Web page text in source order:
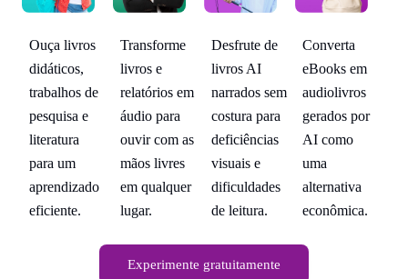
Ouça livros
didáticos,
trabalhos de
pesquisa e
literatura
para um
aprendizado
eficiente.
Transforme
livros e
relatórios em
áudio para
ouvir com as
mãos livres
em qualquer
lugar.
Desfrute de
livros AI
narrados sem
costura para
deficiências
visuais e
dificuldades
de leitura.
Converta
eBooks em
audiolivros
gerados por
AI como
uma
alternativa
econômica.
Experimente gratuitamente